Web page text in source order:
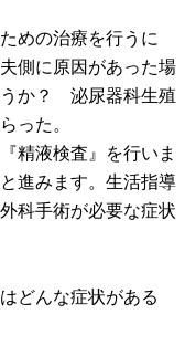
めの治療を行うに
側に原因があった場
うか？ 泌尿器科生殖
った。
精液検査』を行いま
進みます。生活指導
科手術が必要な症状
どんな症状がある